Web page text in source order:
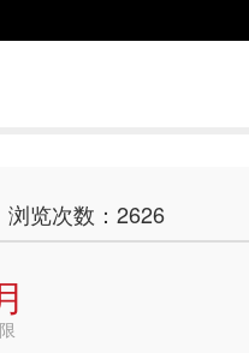
浏览次数：2626